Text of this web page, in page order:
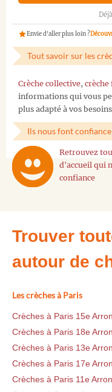
Envie d'aller plus loin ?
Tout savoir sur les
Crèche collective,
informations qui vous
plus adapté à vos besoins
Ils nous font confiance
Retrouvez
d'accueil qui
confiance
Trouver
autour de
Les crèches à Paris
Crèches à Paris 15e
Crèches à Paris 18e
Crèches à Paris 13e
Crèches à Paris 17e
Crèches à Paris 11e